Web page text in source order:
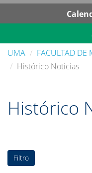
UMA
FACULTAD DE
Histórico Noticias
Histórico